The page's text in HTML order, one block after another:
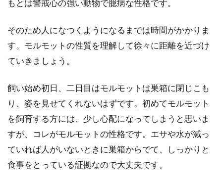
を解説
モルモットがなつくためには餌
のあげ方や接し方に注意が必要
です
もとは警戒心の強い動物で臆病な性格です。
そのため人になつくようになるまでは時間がかかりま
す。モルモットの性質を理解して徐々に距離を近づけ
ていきましょう。
飼い始め初日、二日目はモルモットは巣箱に閉じこも
り、姿を見せてくれないはずです。初めてモルモット
を飼育する方には、少し心配になってしまうと思いま
すが、コレがモルモットの性格です。エサや水が減っ
ていれば人がいないときに巣箱からでて、しっかりと
食事をとっている証拠なので大丈夫です。